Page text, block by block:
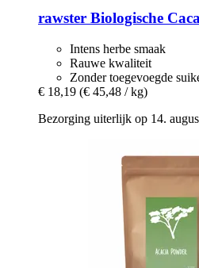
rawster Biologische
Intens herbe smaak
Rauwe kwaliteit
Zonder toegevoegde
€ 18,19 (€ 45,48 / kg)
Bezorging uiterlijk op 14.